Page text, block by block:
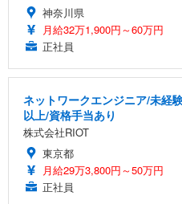
神奈川県
月給32万1,900円～60万円
正社員
ネットワークエンジニア/未経
以上/資格手当あり
株式会社RIOT
東京都
月給29万3,800円～50万円
正社員